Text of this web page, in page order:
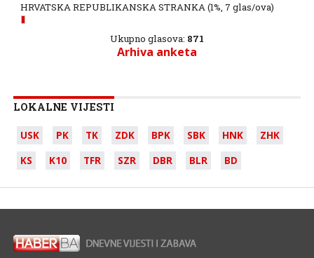
HRVATSKA REPUBLIKANSKA STRANKA(1%, 7 glas/ova)
Ukupno glasova: 871
Arhiva anketa
LOKALNE VIJESTI
USK PK TK ZDK BPK SBK HNK
ZHK
KS
K10 TFR SZR DBR BLR BD